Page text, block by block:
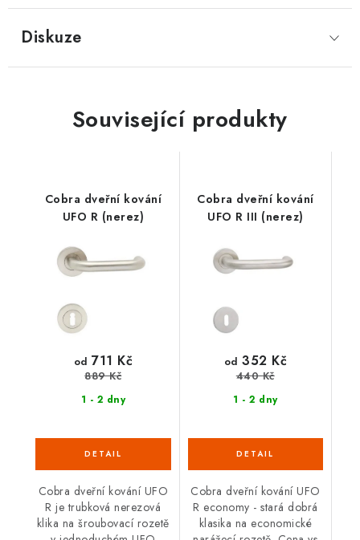
Diskuze
Související produkty
Cobra dveřní kování
UFO R (nerez)
1 - 2 dny
od 711 Kč
889 Kč
Cobra dveřní kování UFO
R je trubková nerezová
klika na šroubovací rozetě
Cobra dveřní kování
UFO R III (nerez)
1 - 2 dny
od 352 Kč
440 Kč
Cobra dveřní kování UFO
R economy - stará dobrá
klasika na economické